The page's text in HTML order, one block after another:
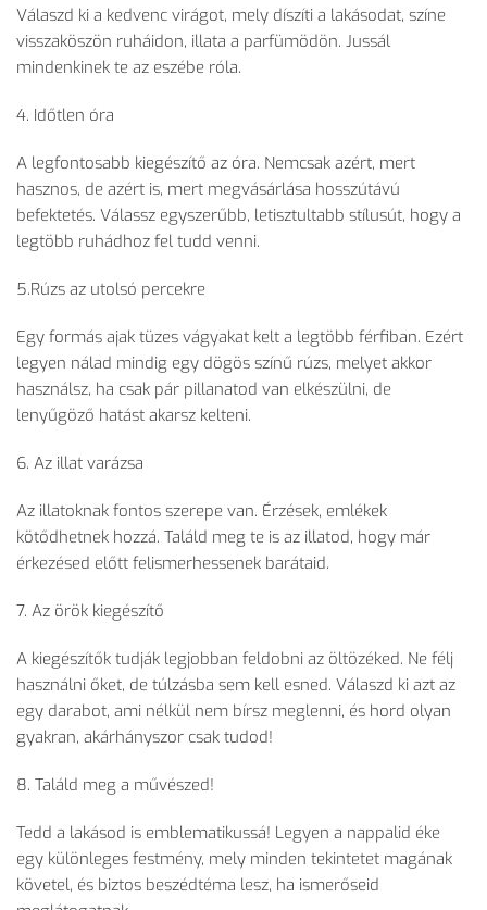
Válaszd ki a kedvenc virágot, mely díszíti a lakásodat, színe
visszaköszön ruháidon, illata a parfümödön. Jussál
mindenkinek te az eszébe róla.
4. Időtlen óra
A legfontosabb kiegészítő az óra. Nemcsak azért, mert
hasznos, de azért is, mert megvásárlása hosszútávú
befektetés. Válassz egyszerűbb, letisztultabb stílusút, hogy a
legtöbb ruhádhoz fel tudd venni.
5.Rúzs az utolsó percekre
Egy formás ajak tüzes vágyakat kelt a legtöbb férfiban. Ezért
legyen nálad mindig egy dögös színű rúzs, melyet akkor
használsz, ha csak pár pillanatod van elkészülni, de
lenyűgöző hatást akarsz kelteni.
6. Az illat varázsa
Az illatoknak fontos szerepe van. Érzések, emlékek
kötődhetnek hozzá. Találd meg te is az illatod, hogy már
érkezésed előtt felismerhessenek barátaid.
7. Az örök kiegészítő
A kiegészítők tudják legjobban feldobni az öltözéked. Ne félj
használni őket, de túlzásba sem kell esned. Válaszd ki azt az
egy darabot, ami nélkül nem bírsz meglenni, és hord olyan
gyakran, akárhányszor csak tudod!
8. Találd meg a művészed!
Tedd a lakásod is emblematikussá! Legyen a nappalid éke
egy különleges festmény, mely minden tekintetet magának
követel, és biztos beszédtéma lesz, ha ismerőseid